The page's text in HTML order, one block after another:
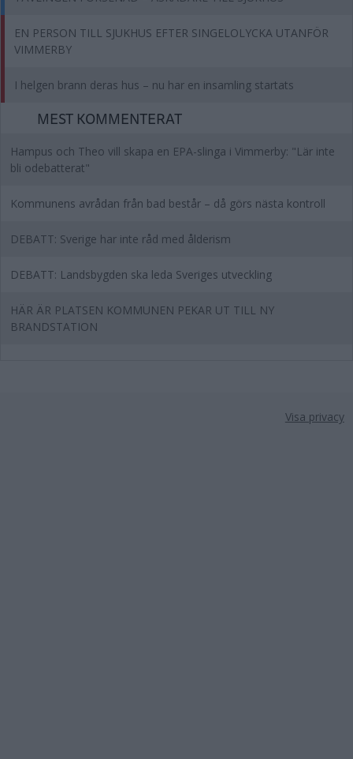
EN PERSON TILL SJUKHUS EFTER SINGELOLYCKA UTANFÖR
VIMMERBY
I helgen brann deras hus – nu har en insamling startats
MEST KOMMENTERAT
Hampus och Theo vill skapa en EPA-slinga i Vimmerby: "Lär inte
bli odebatterat"
Kommunens avrådan från bad består – då görs nästa kontroll
DEBATT: Sverige har inte råd med ålderism
DEBATT: Landsbygden ska leda Sveriges utveckling
HÄR ÄR PLATSEN KOMMUNEN PEKAR UT TILL NY
BRANDSTATION
Visa privacy